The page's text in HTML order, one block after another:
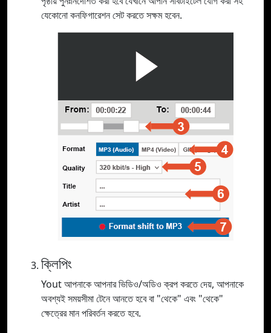
যেকোনো কনফিগারেশন সেট করতে সক্ষম হবেন.
ক্লিপিং
Yout আপনাকে আপনার ভিডিও/অডিও ক্রপ করতে দেয়, আপনাকে
অবশ্যই সময়সীমা টেনে আনতে হবে বা "থেকে" এবং "থেকে"
ক্ষেত্রের মান পরিবর্তন করতে হবে.